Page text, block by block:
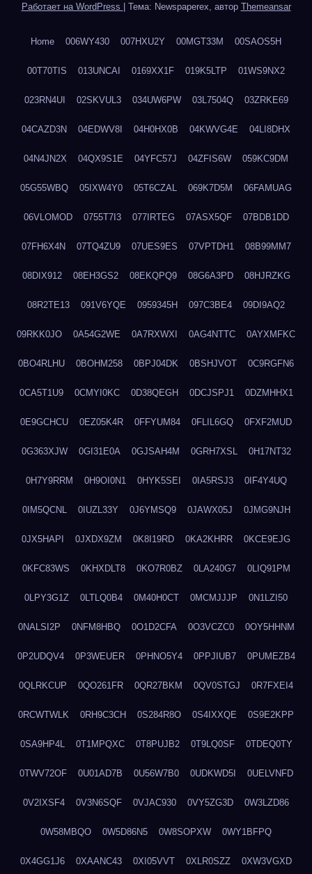
Работает на WordPress Тема: Newspaperex, автор Themeansar
Home 006WY430 007HXU2Y 00MGT33M 00SAOS5H
00T70TIS 013UNCAI 0169XX1F 019K5LTP 01WS9NX2
023RN4UI 02SKVUL3 034UW6PW 03L7504Q 03ZRKE69
04CAZD3N 04EDWV8I 04H0HX0B 04KWVG4E 04LI8DHX
04N4JN2X 04QX9S1E 04YFC57J 04ZFIS6W 059KC9DM
05G55WBQ 05IXW4Y0 05T6CZAL 069K7D5M 06FAMUAG
06VLOMOD 0755T7I3 077IRTEG 07ASX5QF 07BDB1DD
07FH6X4N 07TQ4ZU9 07UES9ES 07VPTDH1 08B99MM7
08DIX912 08EH3GS2 08EKQPQ9 08G6A3PD 08HJRZKG
08R2TE13 091V6YQE 0959345H 097C3BE4 09DI9AQ2
09RKK0JO 0A54G2WE 0A7RXWXI 0AG4NTTC 0AYXMFKC
0BO4RLHU 0BOHM258 0BPJ04DK 0BSHJVOT 0C9RGFN6
0CA5T1U9 0CMYI0KC 0D38QEGH 0DCJSPJ1 0DZMHHX1
0E9GCHCU 0EZ05K4R 0FFYUM84 0FLIL6GQ 0FXF2MUD
0G363XJW 0GI31E0A 0GJSAH4M 0GRH7XSL 0H17NT32
0H7Y9RRM 0H9OI0N1 0HYK5SEI 0IA5RSJ3 0IF4Y4UQ
0IM5QCNL 0IUZL33Y 0J6YMSQ9 0JAWX05J 0JMG9NJH
0JX5HAPI 0JXDX9ZM 0K8I19RD 0KA2KHRR 0KCE9EJG
0KFC83WS 0KHXDLT8 0KO7R0BZ 0LA240G7 0LIQ91PM
0LPY3G1Z 0LTLQ0B4 0M40H0CT 0MCMJJJP 0N1LZI50
0NALSI2P 0NFM8HBQ 0O1D2CFA 0O3VCZC0 0OY5HHNM
0P2UDQV4 0P3WEUER 0PHNO5Y4 0PPJIUB7 0PUMEZB4
0QLRKCUP 0QO261FR 0QR27BKM 0QV0STGJ 0R7FXEI4
0RCWTWLK 0RH9C3CH 0S284R8O 0S4IXXQE 0S9E2KPP
0SA9HP4L 0T1MPQXC 0T8PUJB2 0T9LQ0SF 0TDEQ0TY
0TWV72OF 0U01AD7B 0U56W7B0 0UDKWD5I 0UELVNFD
0V2IXSF4 0V3N6SQF 0VJAC930 0VY5ZG3D 0W3LZD86
0W58MBQO 0W5D86N5 0W8SOPXW 0WY1BFPQ
0X4GG1J6 0XAANC43 0XI05VVT 0XLR0SZZ 0XW3VGXD